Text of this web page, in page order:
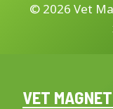
© 2026 Vet
VET